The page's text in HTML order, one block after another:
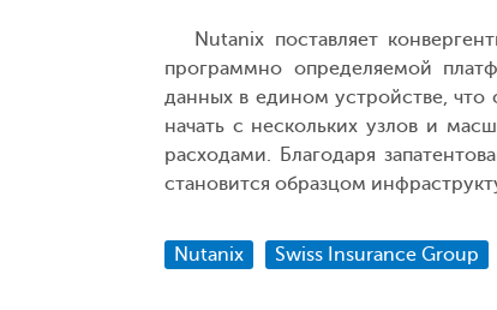
Nutanix поставляет
программно определяемой
данных в едином устройстве, что
начать с нескольких узлов и
расходами. Благодаря
становится образцом
Nutanix Swiss Insurance Group